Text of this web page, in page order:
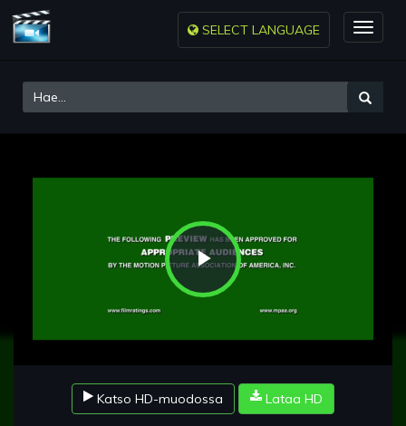
Toggle
SELECT LANGUAGE
Play
Katso HD-muodossa Lataa HD